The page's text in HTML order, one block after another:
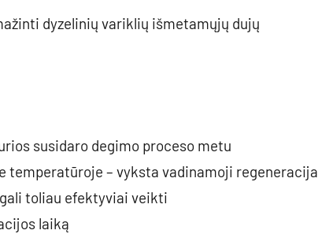
dyzelinių variklių išmetamųjų dujų
susidaro degimo proceso metu
temperatūroje – vyksta vadinamoji regeneracija
toliau efektyviai veikti
laiką